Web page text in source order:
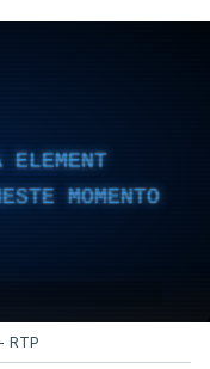
ELEMENT
MOMENTO
RTP